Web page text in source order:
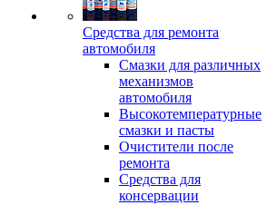
Средства для ремонта
автомобиля
Смазки для различных
механизмов
автомобиля
Высокотемпературные
смазки и пасты
Очистители после
ремонта
Средства для
консервации